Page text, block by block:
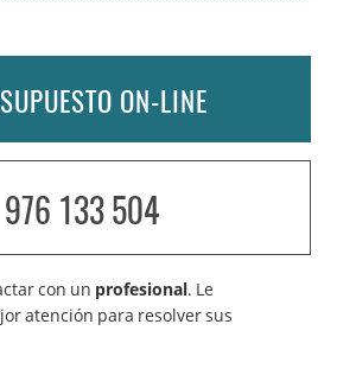
ON-LINE
976 133 504
con un profesional. Le
atención para resolver sus